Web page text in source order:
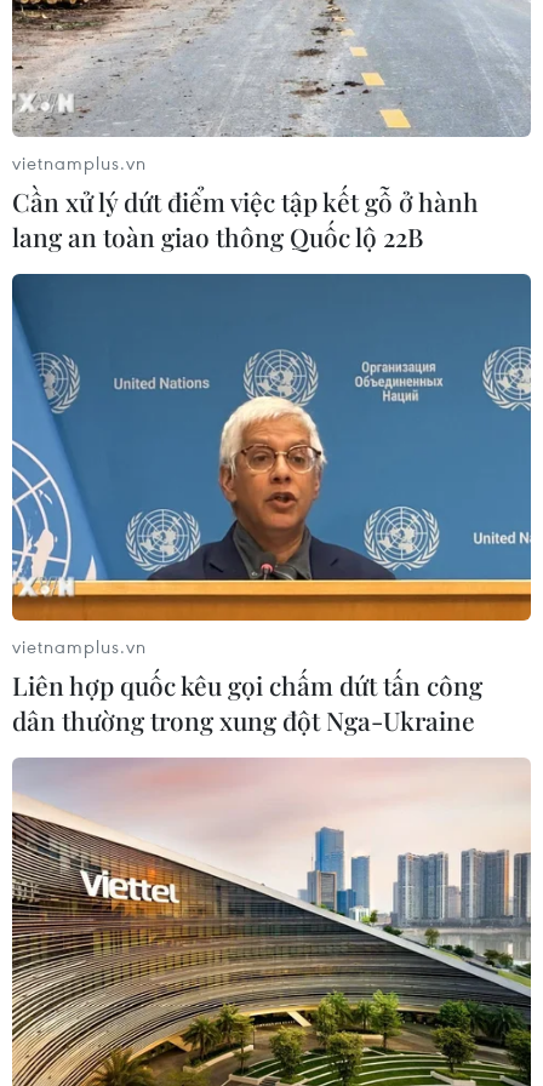
Yêu cầu bổ sung thông tin hồ sơ chống
bán phá giá với sản phẩm thép cán nóng
09/04/2024 07:09
Sau khi doanh nghiệp bổ sung thông tin theo yêu cầu,
Cục Phòng vệ Thương mại xem xét hồ sơ yêu cầu điều
tra áp dụng biện pháp chống bán phá giá sản phẩm
thép cán nóng xuất xứ Trung Quốc, Ấn Độ.
Hoa Kỳ khởi xướng điều tra chống bán
vietnamplus.vn
Cần xử lý dứt điểm việc tập kết gỗ ở hành
lang an toàn giao thông Quốc lộ 22B
vietnamplus.vn
Liên hợp quốc kêu gọi chấm dứt tấn công
dân thường trong xung đột Nga-Ukraine